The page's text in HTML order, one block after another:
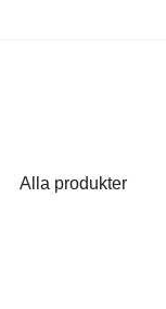
Alla produkter